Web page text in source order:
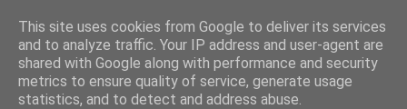
This site uses cookies from Google to deliver its services
and to analyze traffic. Your IP address and user-agent are
shared with Google along with performance and security
metrics to ensure quality of service, generate usage
statistics, and to detect and address abuse.